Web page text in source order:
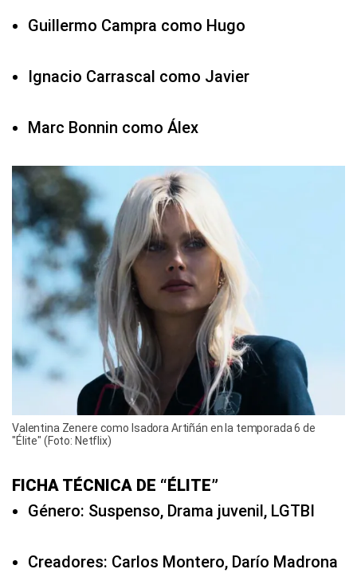
Guillermo Campra como Hugo
Ignacio Carrascal como Javier
Marc Bonnin como Álex
Valentina Zenere como Isadora Artiñán en la temporada 6 de
"Élite" (Foto: Netflix)
FICHA TÉCNICA DE “ÉLITE”
Género: Suspenso, Drama juvenil, LGTBI
Creadores: Carlos Montero, Darío Madrona